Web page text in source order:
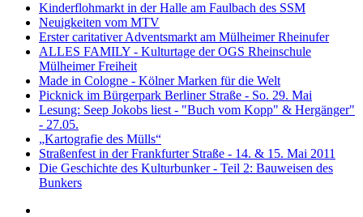
Kinderflohmarkt in der Halle am Faulbach des SSM
Neuigkeiten vom MTV
Erster caritativer Adventsmarkt am Mülheimer Rheinufer
ALLES FAMILY - Kulturtage der OGS Rheinschule
Mülheimer Freiheit
Made in Cologne - Kölner Marken für die Welt
Picknick im Bürgerpark Berliner Straße - So. 29. Mai
Lesung: Seep Jokobs liest - "Buch vom Kopp" & Hergänger"
- 27.05.
„Kartografie des Mülls“
Straßenfest in der Frankfurter Straße - 14. & 15. Mai 2011
Die Geschichte des Kulturbunker - Teil 2: Bauweisen des
Bunkers